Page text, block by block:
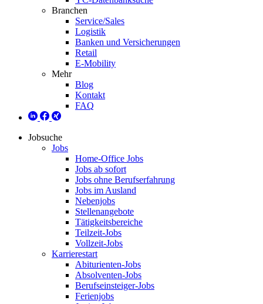
Branchen
Service/Sales
Logistik
Banken und Versicherungen
Retail
E-Mobility
Mehr
Blog
Kontakt
FAQ
Jobsuche
Jobs
Home-Office Jobs
Jobs ab sofort
Jobs ohne Berufserfahrung
Jobs im Ausland
Nebenjobs
Stellenangebote
Tätigkeitsbereiche
Teilzeit-Jobs
Vollzeit-Jobs
Karrierestart
Abiturienten-Jobs
Absolventen-Jobs
Berufseinsteiger-Jobs
Ferienjobs